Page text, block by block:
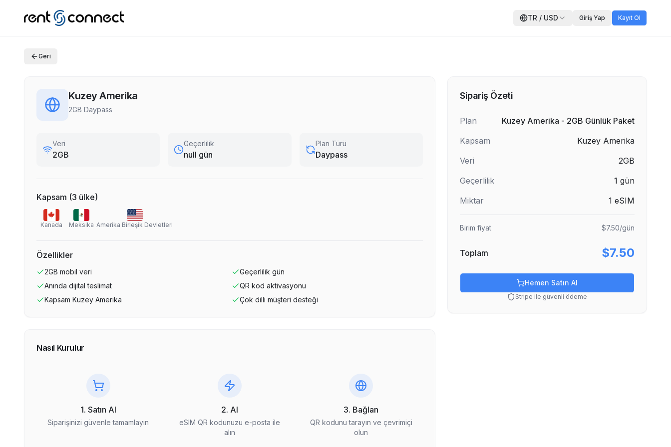
TR / USD Giriş Yap Kayıt Ol
Geri
Kuzey Amerika
2GB Daypass
Veri
2GB
Geçerlilik
null gün
Plan Türü
Daypass
Kapsam (3 ülke)
Kanada Meksika Amerika Birleşik Devletleri
Özellikler
2GB mobil veri Geçerlilik gün
Anında dijital teslimat
QR kod aktivasyonu
Kapsam Kuzey Amerika Çok dilli müşteri desteği
Nasıl Kurulur
1. Satın Al
Siparişinizi güvenle tamamlayın
2. Al
eSIM QR kodunuzu e-posta ile
alın
3. Bağlan
QR kodunu tarayın ve çevrimiçi
olun
Sipariş Özeti
Plan
Kuzey Amerika - 2GB Günlük Paket
Kapsam
Kuzey Amerika
Veri
2GB
Geçerlilik
1 gün
Miktar
1 eSIM
Birim fiyat $7.50/gün
Toplam $7.50
Hemen Satın Al
Stripe ile güvenli ödeme